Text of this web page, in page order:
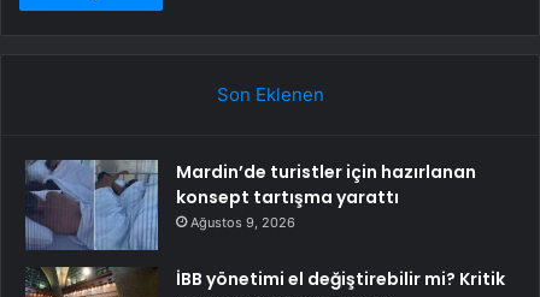
Son Eklenen
Mardin’de turistler için hazırlanan
konsept tartışma yarattı
Ağustos 9, 2026
İBB yönetimi el değiştirebilir mi? Kritik